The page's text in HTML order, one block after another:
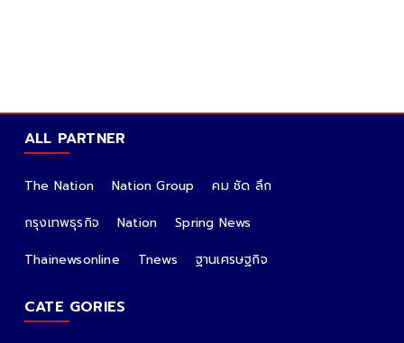
ALL PARTNER
The Nation Nation Group
คม ชัด ลึก
กรุงเทพธุรกิจ
Nation
Spring News
Thainewsonline
Tnews ฐานเศรษฐกิจ
CATE GORIES